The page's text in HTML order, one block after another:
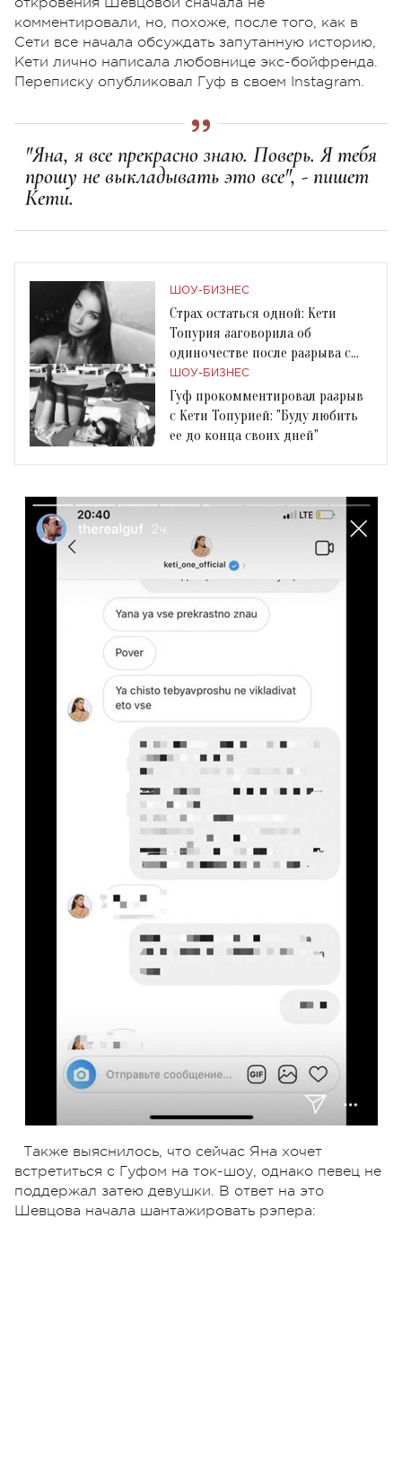
комментировали, но, похоже, после того, как в
Сети все начала обсуждать запутанную историю,
Кети лично написала любовнице экс-бойфренда.
Переписку опубликовал Гуф в своем Instagram.
"Яна, я все прекрасно знаю. Поверь. Я тебя
прошу не выкладывать это все", - пишет
Кети.
ШОУ-БИЗНЕС
Страх остаться одной: Кети
Топурия заговорила об
одиночестве после разрыва с
Гуфом
ШОУ-БИЗНЕС
Гуф прокомментировал разрыв
с Кети Топурией: "Буду любить
ее до конца своих дней"
Также выяснилось, что сейчас Яна хочет
встретиться с Гуфом на ток-шоу, однако певец не
поддержал затею девушки. В ответ на это
Шевцова начала шантажировать рэпера: